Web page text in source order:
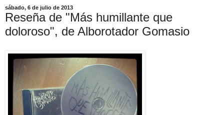
sábado, 6 de julio de 2013
Reseña de "Más humillante que
doloroso", de Alborotador Gomasio